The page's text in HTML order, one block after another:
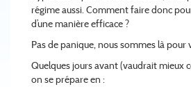
régime aussi. Comment faire donc
d’une manière efficace ?
Pas de panique, nous sommes là pour
Quelques jours avant (vaudrait mieux
on se prépare en :